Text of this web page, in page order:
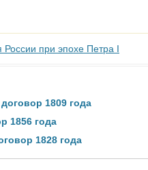
России при эпохе Петра I
1809 года
1856 года
1828 года